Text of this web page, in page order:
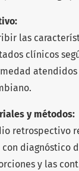
las
clínicos
y métodos:
retrospectivo
diagnóstico
y las